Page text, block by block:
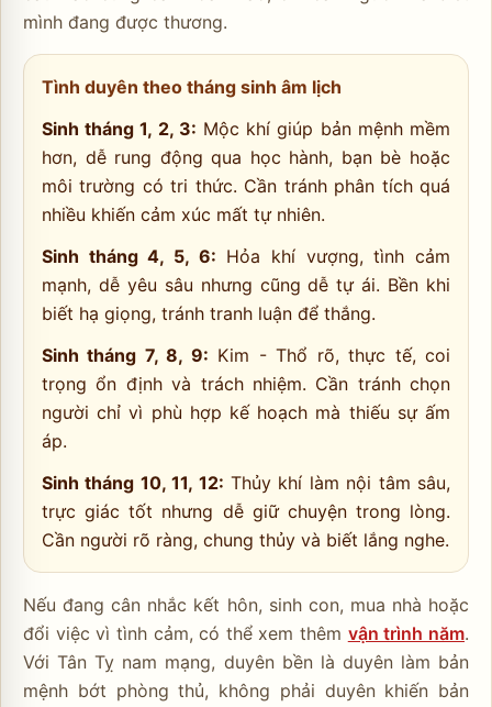
mình đang được thương.
Tình duyên theo tháng sinh âm lịch
Sinh tháng 1, 2, 3: Mộc khí giúp bản mệnh mềm
hơn, dễ rung động qua học hành, bạn bè hoặc
môi trường có tri thức. Cần tránh phân tích quá
nhiều khiến cảm xúc mất tự nhiên.
Sinh tháng 4, 5, 6: Hỏa khí vượng, tình cảm
mạnh, dễ yêu sâu nhưng cũng dễ tự ái. Bền khi
biết hạ giọng, tránh tranh luận để thắng.
Sinh tháng 7, 8, 9: Kim - Thổ rõ, thực tế, coi
trọng ổn định và trách nhiệm. Cần tránh chọn
người chỉ vì phù hợp kế hoạch mà thiếu sự ấm
áp.
Sinh tháng 10, 11, 12: Thủy khí làm nội tâm sâu,
trực giác tốt nhưng dễ giữ chuyện trong lòng.
Cần người rõ ràng, chung thủy và biết lắng nghe.
Nếu đang cân nhắc kết hôn, sinh con, mua nhà hoặc
đổi việc vì tình cảm, có thể xem thêm vận trình năm.
Với Tân Tỵ nam mạng, duyên bền là duyên làm bản
mệnh bớt phòng thủ, không phải duyên khiến bản